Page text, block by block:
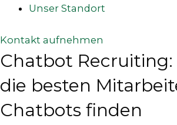
Unser Standort
Kontakt aufnehmen
Chatbot Recruiting:
die besten
Chatbots finden